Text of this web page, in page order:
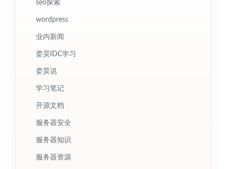
seo探索
wordpress
业内新闻
娄昊IDC学习
娄昊说
学习笔记
开源文档
服务器安全
服务器知识
服务器资源